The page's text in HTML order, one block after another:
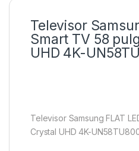
Televisor
Smart TV 58
UHD 4K-
Televisor Samsung FLAT
Crystal UHD 4K-